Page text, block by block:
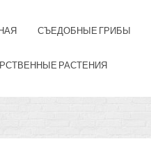
СЪЕДОБНЫЕ ГРИБЫ
РАСТЕНИЯ